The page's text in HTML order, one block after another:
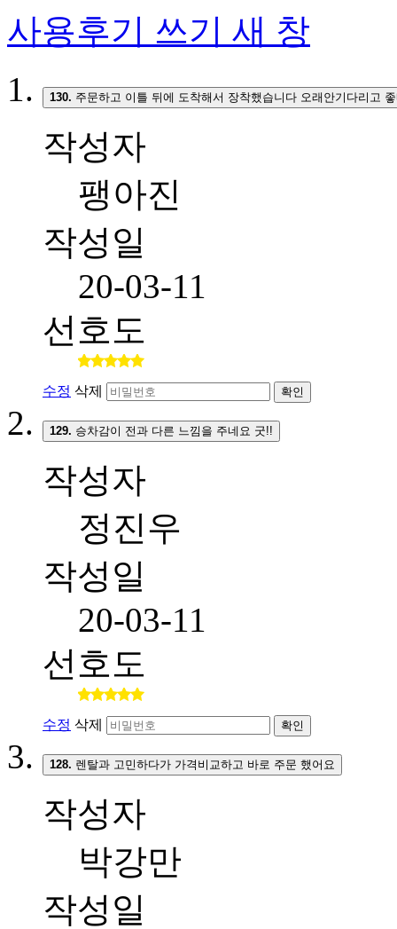
사용후기 쓰기 새 창
130. 주문하고 이틀 뒤에 도착해서 장착했습니다 오래안기다리고
작성자
팽아진
작성일
20-03-11
선호도
수정 삭제 확인
129. 승차감이 전과 다른 느낌을 주네요 굿!!
작성자
정진우
작성일
20-03-11
선호도
수정 삭제 확인
128. 렌탈과 고민하다가 가격비교하고 바로 주문 했어요
작성자
박강만
작성일